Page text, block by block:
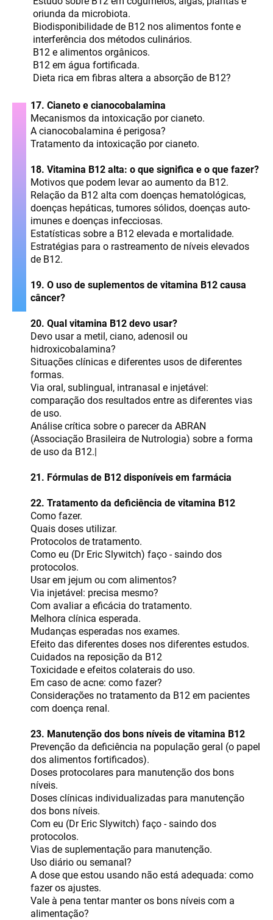
oriunda da microbiota.
Biodisponibilidade de B12 nos alimentos fonte e
interferência dos métodos culinários.
B12 e alimentos orgânicos.
B12 em água fortificada.
Dieta rica em fibras altera a absorção de B12?
17. Cianeto e cianocobalamina
Mecanismos da intoxicação por cianeto.
A cianocobalamina é perigosa?
Tratamento da intoxicação por cianeto.
18. Vitamina B12 alta: o que significa e o que fazer?
Motivos que podem levar ao aumento da B12.
Relação da B12 alta com doenças hematológicas,
doenças hepáticas, tumores sólidos, doenças auto-
imunes e doenças infecciosas.
Estatísticas sobre a B12 elevada e mortalidade.
Estratégias para o rastreamento de níveis elevados
de B12.
19. O uso de suplementos de vitamina B12 causa
câncer?
20. Qual vitamina B12 devo usar?
Devo usar a metil, ciano, adenosil ou
hidroxicobalamina?
Situações clínicas e diferentes usos de diferentes
formas.
Via oral, sublingual, intranasal e injetável:
comparação dos resultados entre as diferentes vias
de uso.
Análise crítica sobre o parecer da ABRAN
(Associação Brasileira de Nutrologia) sobre a forma
de uso da B12.|
21. Fórmulas de B12 disponíveis em farmácia
22. Tratamento da deficiência de vitamina B12
Como fazer.
Quais doses utilizar.
Protocolos de tratamento.
Como eu (Dr Eric Slywitch) faço - saindo dos
protocolos.
Usar em jejum ou com alimentos?
Via injetável: precisa mesmo?
Com avaliar a eficácia do tratamento.
Melhora clínica esperada.
Mudanças esperadas nos exames.
Efeito das diferentes doses nos diferentes estudos.
Cuidados na reposição da B12
Toxicidade e efeitos colaterais do uso.
Em caso de acne: como fazer?
Considerações no tratamento da B12 em pacientes
com doença renal.
23. Manutenção dos bons níveis de vitamina B12
Prevenção da deficiência na população geral (o papel
dos alimentos fortificados).
Doses protocolares para manutenção dos bons
níveis.
Doses clínicas individualizadas para manutenção
dos bons níveis.
Com eu (Dr Eric Slywitch) faço - saindo dos
protocolos.
Vias de suplementação para manutenção.
Uso diário ou semanal?
A dose que estou usando não está adequada: como
fazer os ajustes.
Vale à pena tentar manter os bons níveis com a
alimentação?